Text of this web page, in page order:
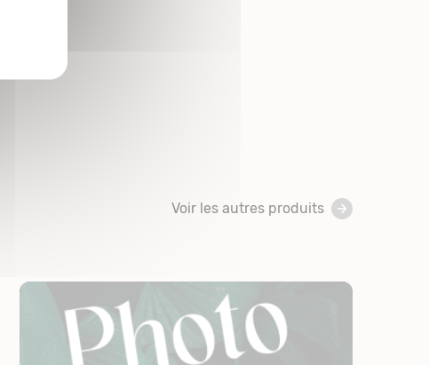
Voir les autres produits